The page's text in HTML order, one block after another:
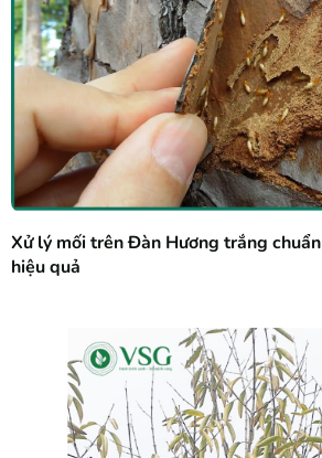
Xử lý mối trên Đàn Hương trắng
hiệu quả